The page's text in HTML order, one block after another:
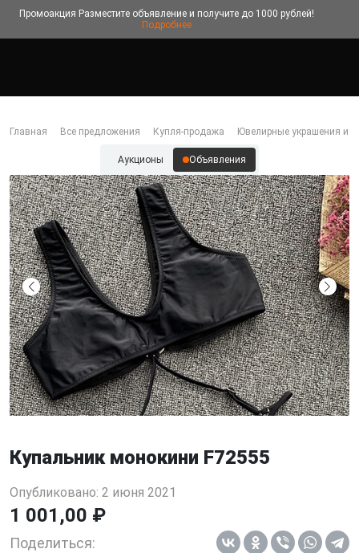
Промоакция Разместите объявление и получите до 1000 рублей!
Подробнее
Главная Все предложения Купля-продажа Ювелирные украшения и
Аукционы Объявления
Купальник монокини F72555
Опубликовано: 2 июня 2021
1 001,00 ₽
Поделиться: